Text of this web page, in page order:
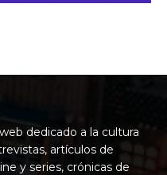
dedicado a la cultura
artículos de
y series, crónicas de